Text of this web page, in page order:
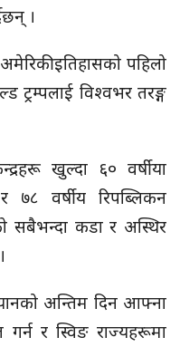
।
इतिहासको पहिलो
ट्रम्पलाई विश्वभर तरङ्ग
खुल्दा ६० वर्षीया
र ७८ वर्षीय रिपब्लिकन
सबैभन्दा कडा र अस्थिर
अन्तिम दिन आफ्ना
गर्न र स्विङ राज्यहरूमा